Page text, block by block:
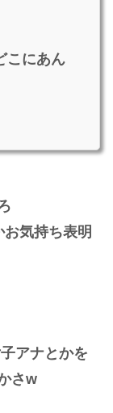
こにあん
気持ち表明
アナとかを
さw